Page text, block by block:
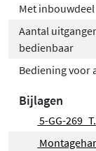
Met inbouwdeel
Aantal
bedienbaar
Bediening voor
Bijlagen
5-GG-